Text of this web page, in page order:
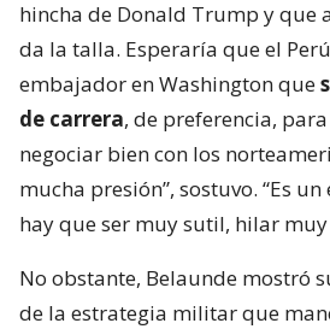
hincha de Donald Trump y que
da la talla. Esperaría que el
embajador en Washington que
de carrera, de preferencia,
negociar bien con los
mucha presión”, sostuvo. “Es
hay que ser muy sutil, hilar muy
No obstante, Belaunde mostró
de la estrategia militar que